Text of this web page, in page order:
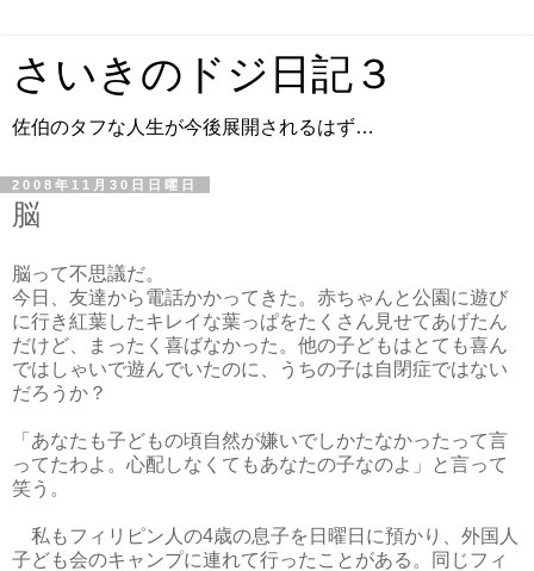
さいきのドジ日記３
佐伯のタフな人生が今後展開されるはず…
2008年11月30日日曜日
脳
脳って不思議だ。
今日、友達から電話かかってきた。赤ちゃんと公園に遊び
に行き紅葉したキレイな葉っぱをたくさん見せてあげたん
だけど、まったく喜ばなかった。他の子どもはとても喜ん
ではしゃいで遊んでいたのに、うちの子は自閉症ではない
だろうか？
「あなたも子どもの頃自然が嫌いでしかたなかったって言
ってたわよ。心配しなくてもあなたの子なのよ」と言って
笑う。
私もフィリピン人の4歳の息子を日曜日に預かり、外国人
子ども会のキャンプに連れて行ったことがある。同じフィ